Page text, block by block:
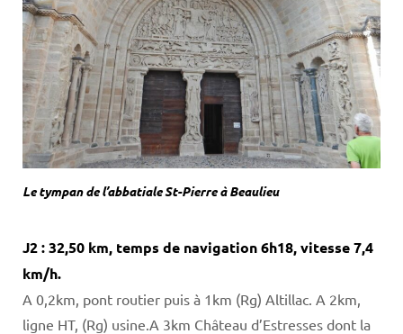
Le tympan de l’abbatiale St-Pierre à Beaulieu
J2 : 32,50 km, temps de navigation 6h18, vitesse 7,4
km/h.
A 0,2km, pont routier puis à 1km (Rg) Altillac. A 2km,
ligne HT, (Rg) usine.A 3km Château d’Estresses dont la